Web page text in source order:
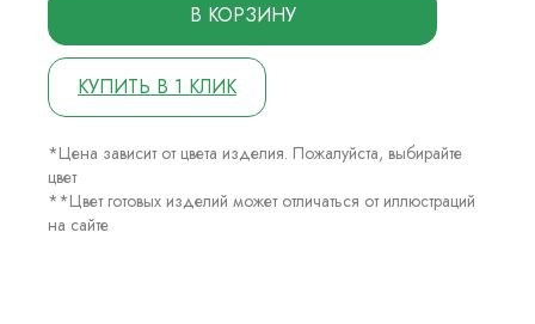
В КОРЗИНУ
КУПИТЬ В 1 КЛИК
*Цена зависит от цвета изделия. Пожалуйста, выбирайте
цвет
**Цвет готовых изделий может отличаться от иллюстраций
на сайте